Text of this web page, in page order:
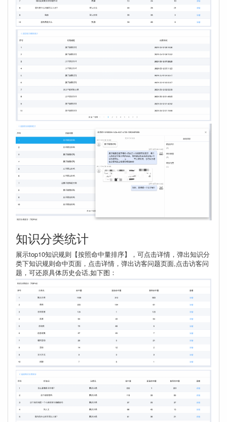
知识分类统计
展示top10知识规则【按照命中量排序】，可点击详情，弹出知识分
类下知识规则命中页面，点击详情，弹出访客问题页面,点击访客问
题，可还原具体历史会话,如下图：